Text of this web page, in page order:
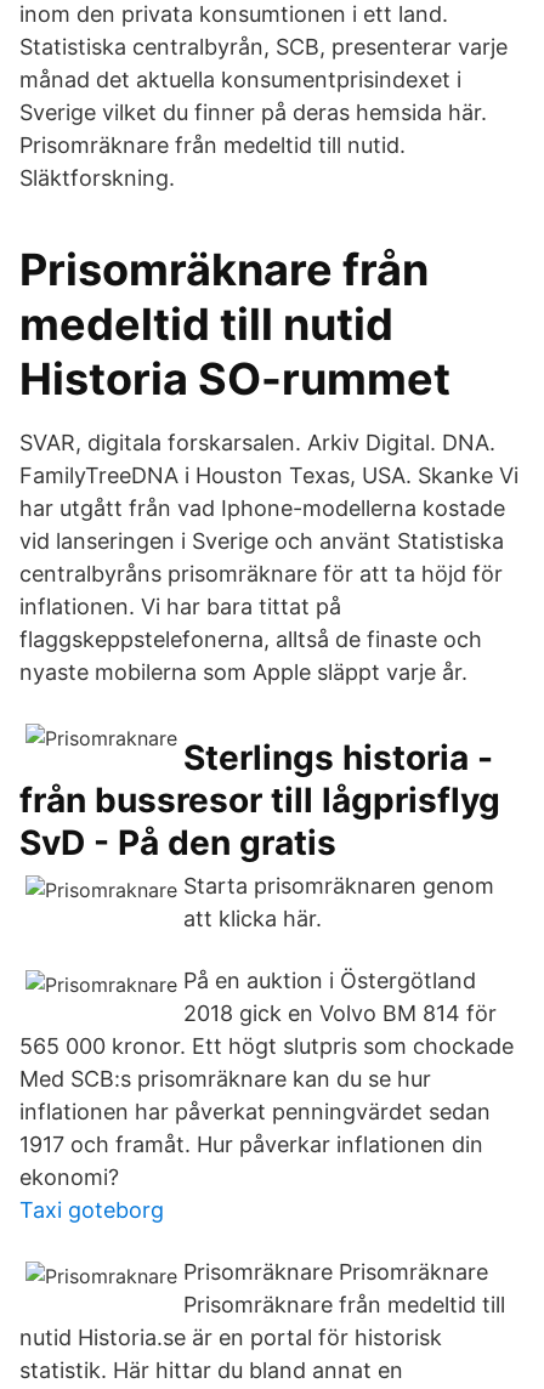
inom den privata konsumtionen i ett land.
Statistiska centralbyrån, SCB, presenterar varje
månad det aktuella konsumentprisindexet i
Sverige vilket du finner på deras hemsida här.
Prisomräknare från medeltid till nutid.
Släktforskning.
Prisomräknare från
medeltid till nutid
Historia SO-rummet
SVAR, digitala forskarsalen. Arkiv Digital. DNA.
FamilyTreeDNA i Houston Texas, USA. Skanke Vi
har utgått från vad Iphone-modellerna kostade
vid lanseringen i Sverige och använt Statistiska
centralbyråns prisomräknare för att ta höjd för
inflationen. Vi har bara tittat på
flaggskeppstelefonerna, alltså de finaste och
nyaste mobilerna som Apple släppt varje år.
Sterlings historia -
från bussresor till lågprisflyg
SvD - På den gratis
Starta prisomräknaren genom
att klicka här.
På en auktion i Östergötland
2018 gick en Volvo BM 814 för
565 000 kronor. Ett högt slutpris som chockade
Med SCB:s prisomräknare kan du se hur
inflationen har påverkat penningvärdet sedan
1917 och framåt. Hur påverkar inflationen din
ekonomi?
Taxi goteborg
Prisomräknare Prisomräknare
Prisomräknare från medeltid till
nutid Historia.se är en portal för historisk
statistik. Här hittar du bland annat en